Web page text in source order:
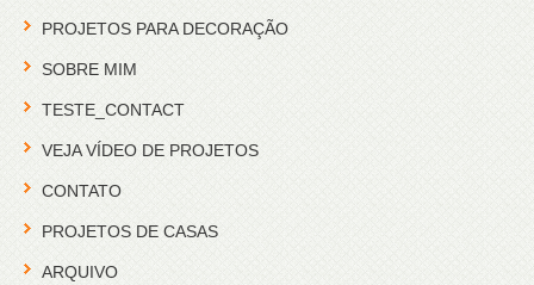
PROJETOS PARA DECORAÇÃO
SOBRE MIM
TESTE_CONTACT
VEJA VÍDEO DE PROJETOS
CONTATO
PROJETOS DE CASAS
ARQUIVO